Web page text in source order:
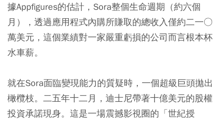
據Appfigures的估計，Sora整個生命週期（約六個
月），透過應用程式內購所賺取的總收入僅約二一○
萬美元，這個業績對一家嚴重虧損的公司而言根本杯
水車薪。
就在Sora面臨變現能力的質疑時，一個超級巨頭拋出
橄欖枝。二五年十二月，迪士尼帶著十億美元的股權
投資承諾現身。這是一場震撼影視圈的「世紀授